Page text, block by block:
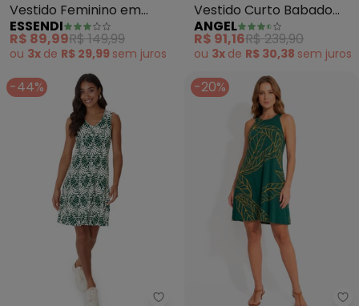
Vestido Feminino em
Viscose (Verde)
ESSENDI
R$ 89,99R$ 149,99
ou 3x de R$ 29,99 sem juros
Vestido Curto Babado
Malhão (Verde)
ANGEL
R$ 91,16R$ 239,90
ou 3x de R$ 30,38 sem juros
-44% -20%